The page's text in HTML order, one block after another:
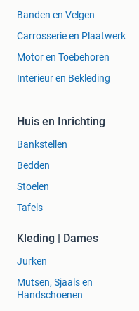
Banden en Velgen
Carrosserie en Plaatwerk
Motor en Toebehoren
Interieur en Bekleding
Huis en Inrichting
Bankstellen
Bedden
Stoelen
Tafels
Kleding | Dames
Jurken
Mutsen, Sjaals en
Handschoenen